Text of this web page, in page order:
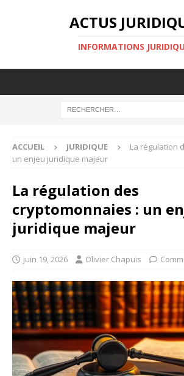
ACTUS
INFORMATIONS
ACCUEIL JURIDIQUE
La régulation
un enjeu juridique majeur
La régulation des
cryptomonnaies : un
juridique majeur
juin 19, 2026 Olivier Chapuis